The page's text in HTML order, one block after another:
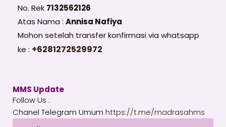
No. Rek 7132562126
Atas Nama : Annisa Nafiya
Mohon setelah transfer konfirmasi via whatsapp
ke : +6281272529972
MMS Update
Follow Us :
Chanel Telegram Umum https://t.me/madrasahms